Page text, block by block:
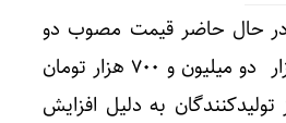
در حال حاضر قیمت مصوب دو
حلقه تایر پراید در بازار دو میلیون و ۷۰۰ هزار تومان
به دلیل افزایش